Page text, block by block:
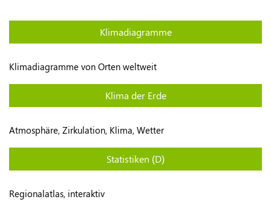
Klimadiagramme
Klimadiagramme von Orten weltweit
Klima der Erde
Atmosphäre, Zirkulation, Klima, Wetter
Statistiken (D)
Regionalatlas, interaktiv